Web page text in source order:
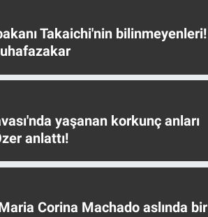
Takaichi'nin bilinmeyenleri!
yaşanan korkunç anları
anlattı!
Corina Machado aslında bir